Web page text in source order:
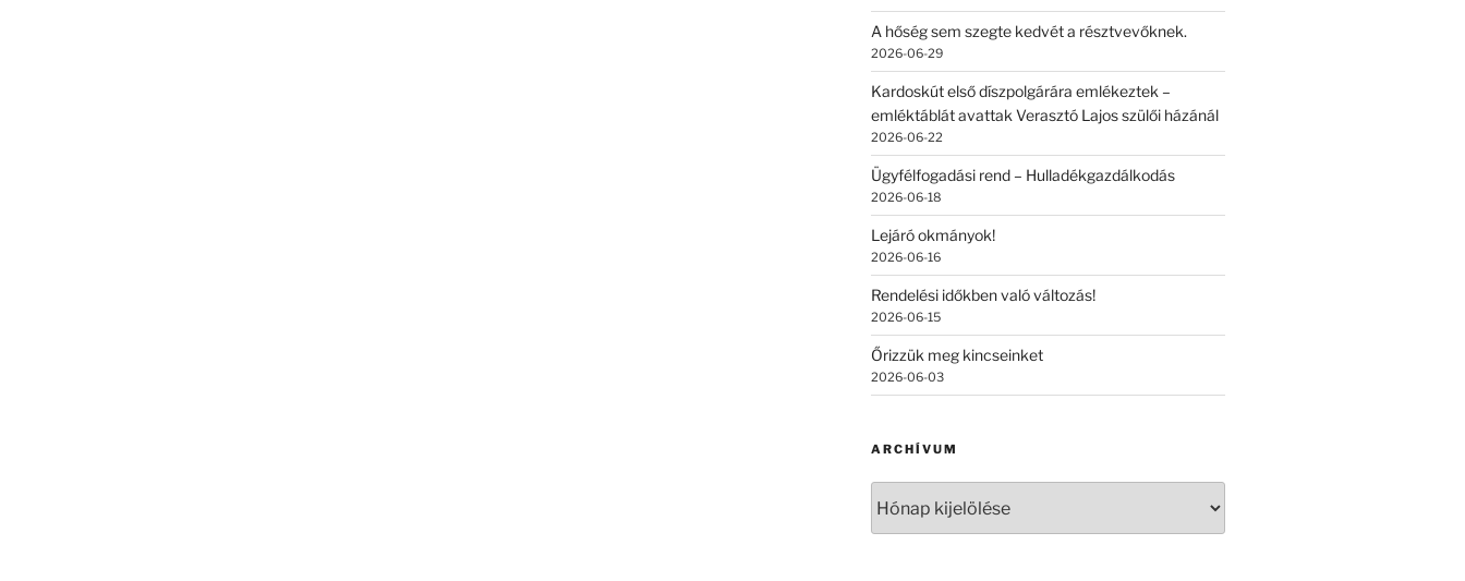
A hőség sem szegte kedvét a résztvevőknek.
2026-06-29
Kardoskút első díszpolgárára emlékeztek –
emléktáblát avattak Verasztó Lajos szülői házánál
2026-06-22
Ügyfélfogadási rend – Hulladékgazdálkodás
2026-06-18
Lejáró okmányok!
2026-06-16
Rendelési időkben való változás!
2026-06-15
Őrizzük meg kincseinket
2026-06-03
ARCHÍVUM